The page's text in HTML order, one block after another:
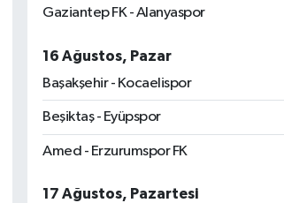
Gaziantep FK - Alanyaspor
16 Ağustos, Pazar
Başakşehir - Kocaelispor
Beşiktaş - Eyüpspor
Amed - Erzurumspor FK
17 Ağustos, Pazartesi